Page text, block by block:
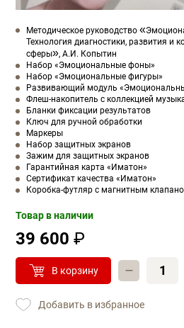
Методическое руководство«
Технология диагностики, развития и
сферы», А.И. Копытин
Набор «Эмоциональные фоны»
Набор «Эмоциональные фигуры»
Развивающий модуль
Флеш-накопитель с коллекцией
Бланки фиксации результатов
Ключ для ручной обработки
Маркеры
Набор защитных экранов
Зажим для защитных экранов
Гарантийная карта «Иматон»
Сертификат качества «Иматон»
Коробка-футляр с магнитным
Товар в наличии
39 600 ₽
В корзину –
Добавить в избранное